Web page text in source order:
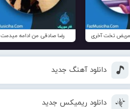
تخت آخری رضا صادقی من ادامه میدمت
دانلود آهنگ جدید
دانلود ریمیکس جدید